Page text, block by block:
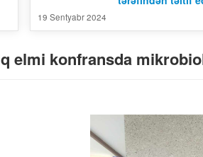
19 Sentyabr 2024
elmi konfransda
Mikrobiologiya
Əsərləri, Cild -13,